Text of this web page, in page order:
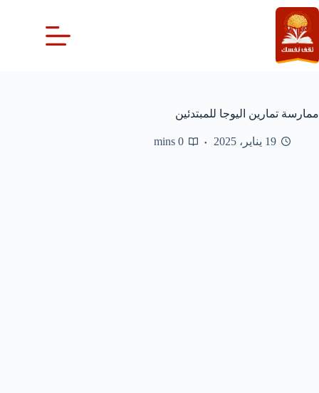
التجاوز
إلى
المحتوى
ممارسة تمارين اليوجا للمبتدئين
19 يناير، 2025 0 mins